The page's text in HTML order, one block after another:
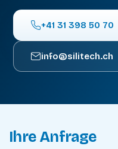
+41 31 398 50 70
info@silitech.ch
Ihre Anfrage